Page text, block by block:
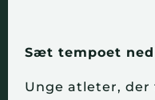
Sæt tempoet ned
Unge atleter, der